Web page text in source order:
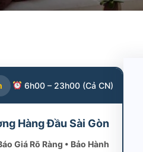
6h00 – 23h00 (Cả CN)
Hàng Đầu Sài Gòn
Giá Rõ Ràng • Bảo Hành